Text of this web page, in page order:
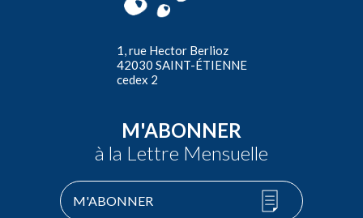
1, rue Hector Berlioz
42030 SAINT-ÉTIENNE
cedex 2
M'ABONNER
à la Lettre Mensuelle
M'ABONNER